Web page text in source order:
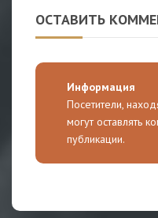
ОСТАВИТЬ
Информация
Посетители,
могут оставлять
публикации.